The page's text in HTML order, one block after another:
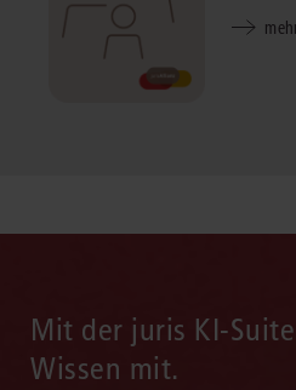
Mit der juris KI-
Wissen mit.